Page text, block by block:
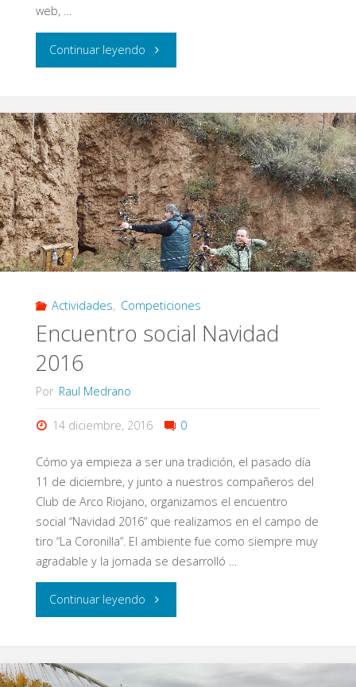
web, …
Continuar leyendo
de
Liga
2017
de
Tiro
Eypos"
Actividades, Competiciones
Encuentro social Navidad
2016
Por Raul Medrano
14 diciembre, 2016 0
Cómo ya empieza a ser una tradición, el pasado día
11 de diciembre, y junto a nuestros compañeros del
Club de Arco Riojano, organizamos el encuentro
social “Navidad 2016” que realizamos en el campo de
tiro “La Coronilla”. El ambiente fue como siempre muy
agradable y la jornada se desarrolló …
Continuar leyendo "Encuentro
Navidad